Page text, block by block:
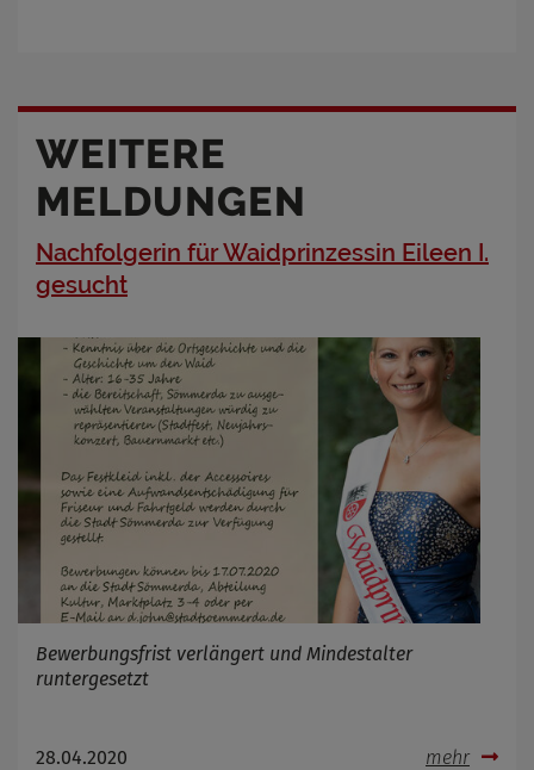
WEITERE
MELDUNGEN
Nachfolgerin für Waidprinzessin Eileen I.
gesucht
Bewerbungsfrist verlängert und Mindestalter
runtergesetzt
28.04.2020 mehr